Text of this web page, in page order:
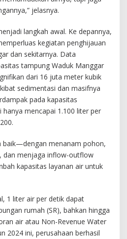
jelasnya.
langkah awal. Ke depannya,
kegiatan penghijauan
dan sekitarnya. Data
tampung Waduk Manggar
dari 16 juta meter kubik
sedimentasi dan masifnya
pada kapasitas
hanya mencapai 1.100 liter per
baik—dengan menanam pohon,
dan menjaga inflow-outflow
kapasitas layanan air untuk
1 liter air per detik dapat
rumah (SR), bahkan hingga
air atau Non-Revenue Water
2024 ini, perusahaan berhasil